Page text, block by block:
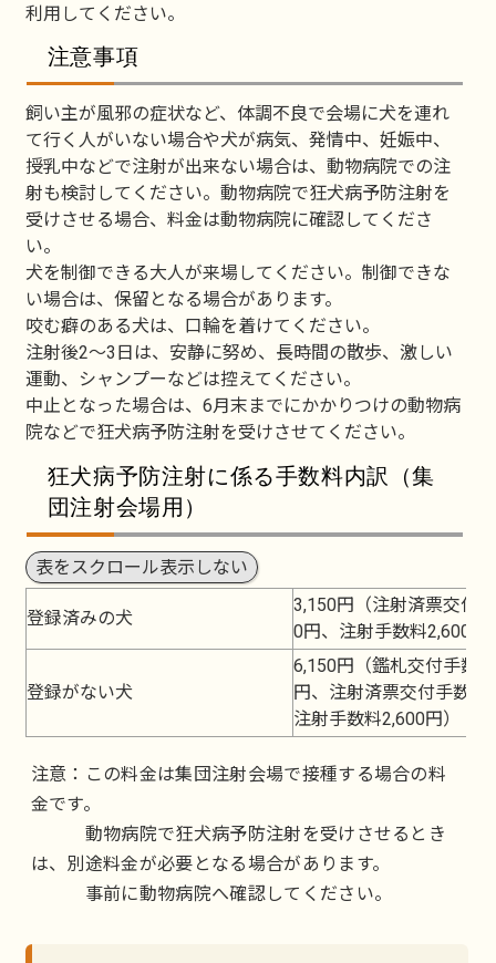
利用してください。
注意事項
飼い主が風邪の症状など、体調不良で会場に犬を連れ
て行く人がいない場合や犬が病気、発情中、妊娠中、
授乳中などで注射が出来ない場合は、動物病院での注
射も検討してください。動物病院で狂犬病予防注射を
受けさせる場合、料金は動物病院に確認してくださ
い。
犬を制御できる大人が来場してください。制御できな
い場合は、保留となる場合があります。
咬む癖のある犬は、口輪を着けてください。
注射後2～3日は、安静に努め、長時間の散歩、激しい
運動、シャンプーなどは控えてください。
中止となった場合は、6月末までにかかりつけの動物病
院などで狂犬病予防注射を受けさせてください。
狂犬病予防注射に係る手数料内訳（集
団注射会場用）
表をスクロール表示しない
登録済みの犬
3,150円（注射済票交付
0円、注射手数料2,600円
登録がない犬
6,150円（鑑札交付手数
円、注射済票交付手数料
注射手数料2,600円）
注意：この料金は集団注射会場で接種する場合の料
金です。
動物病院で狂犬病予防注射を受けさせるとき
は、別途料金が必要となる場合があります。
事前に動物病院へ確認してください。